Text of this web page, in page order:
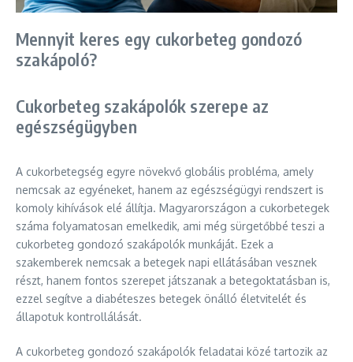
Mennyit keres egy cukorbeteg gondozó
szakápoló?
Cukorbeteg szakápolók szerepe az
egészségügyben
A cukorbetegség egyre növekvő globális probléma, amely
nemcsak az egyéneket, hanem az egészségügyi rendszert is
komoly kihívások elé állítja. Magyarországon a cukorbetegek
száma folyamatosan emelkedik, ami még sürgetőbbé teszi a
cukorbeteg gondozó szakápolók munkáját. Ezek a
szakemberek nemcsak a betegek napi ellátásában vesznek
részt, hanem fontos szerepet játszanak a betegoktatásban is,
ezzel segítve a diabéteszes betegek önálló életvitelét és
állapotuk kontrollálását.
A cukorbeteg gondozó szakápolók feladatai közé tartozik az